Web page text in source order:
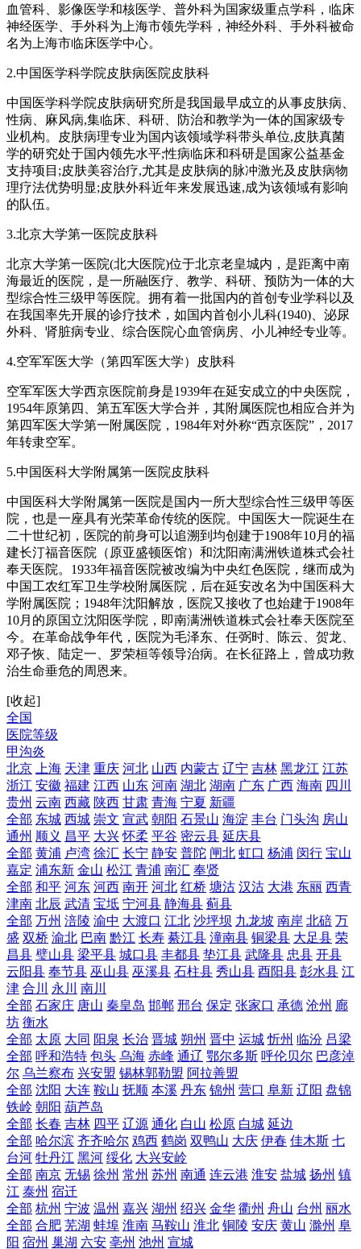
血管科、影像医学和核医学、普外科为国家级重点学科，临床
神经医学、手外科为上海市领先学科，神经外科、手外科被命
名为上海市临床医学中心。
2.中国医学科学院皮肤病医院皮肤科
中国医学科学院皮肤病研究所是我国最早成立的从事皮肤病、
性病、麻风病,集临床、科研、防治和教学为一体的国家级专
业机构。皮肤病理专业为国内该领域学科带头单位,皮肤真菌
学的研究处于国内领先水平;性病临床和科研是国家公益基金
支持项目;皮肤美容治疗,尤其是皮肤病的脉冲激光及皮肤病物
理疗法优势明显;皮肤外科近年来发展迅速,成为该领域有影响
的队伍。
3.北京大学第一医院皮肤科
北京大学第一医院(北大医院)位于北京老皇城内，是距离中南
海最近的医院，是一所融医疗、教学、科研、预防为一体的大
型综合性三级甲等医院。拥有着一批国内的首创专业学科以及
在我国率先开展的诊疗技术，如国内首创小儿科(1940)、泌尿
外科、肾脏病专业、综合医院心血管病房、小儿神经专业等。
4.空军军医大学（第四军医大学）皮肤科
空军军医大学西京医院前身是1939年在延安成立的中央医院，
1954年原第四、第五军医大学合并，其附属医院也相应合并为
第四军医大学第一附属医院，1984年对外称“西京医院”，2017
年转隶空军。
5.中国医科大学附属第一医院皮肤科
中国医科大学附属第一医院是国内一所大型综合性三级甲等医
院，也是一座具有光荣革命传统的医院。中国医大一院诞生在
二十世纪初，医院的前身可以追溯到均创建于1908年10月的福
建长汀福音医院（原亚盛顿医馆）和沈阳南满洲铁道株式会社
奉天医院。1933年福音医院被改编为中央红色医院，继而成为
中国工农红军卫生学校附属医院，后在延安改名为中国医科大
学附属医院；1948年沈阳解放，医院又接收了也始建于1908年
10月的原国立沈阳医学院，即南满洲铁道株式会社奉天医院至
今。在革命战争年代，医院为毛泽东、任弼时、陈云、贺龙、
邓子恢、陆定一、罗荣桓等领导治病。在长征路上，曾成功救
治生命垂危的周恩来。
[收起]
全国
医院等级
甲沟炎
北京
上海 天津 重庆 河北 山西 内蒙古 辽宁 吉林 黑龙江 江苏
浙江 安徽 福建 江西 山东 河南 湖北 湖南 广东 广西 海南 四川
贵州 云南 西藏 陕西 甘肃 青海 宁夏 新疆
全部 东城 西城 崇文 宣武 朝阳 石景山 海淀 丰台 门头沟 房山
通州 顺义 昌平 大兴 怀柔 平谷 密云县 延庆县
全部 黄浦 卢湾 徐汇 长宁 静安 普陀 闸北 虹口 杨浦 闵行 宝山
嘉定 浦东新 金山 松江 青浦 南汇 奉贤
全部 和平 河东 河西 南开 河北 红桥 塘沽 汉沽 大港 东丽 西青
津南 北辰 武清 宝坻 宁河县 静海县 蓟县
全部 万州 涪陵 渝中 大渡口 江北 沙坪坝 九龙坡 南岸 北碚 万
盛 双桥 渝北 巴南 黔江 长寿 綦江县 潼南县 铜梁县 大足县 荣
昌县 璧山县 梁平县 城口县 丰都县 垫江县 武隆县 忠县 开县
云阳县 奉节县 巫山县 巫溪县 石柱县 秀山县 酉阳县 彭水县 江
津 合川 永川
南川
全部 石家庄 唐山 秦皇岛 邯郸 邢台 保定 张家口 承德 沧州 廊
坊 衡水
全部 太原 大同 阳泉 长治 晋城 朔州 晋中 运城 忻州 临汾 吕梁
全部 呼和浩特 包头 乌海 赤峰 通辽 鄂尔多斯 呼伦贝尔 巴彦淖
尔 乌兰察布 兴安盟 锡林郭勒盟 阿拉善盟
全部 沈阳 大连 鞍山 抚顺 本溪 丹东 锦州 营口 阜新 辽阳 盘锦
铁岭 朝阳 葫芦岛
全部 长春 吉林 四平 辽源 通化 白山 松原 白城 延边
全部 哈尔滨 齐齐哈尔 鸡西 鹤岗 双鸭山 大庆 伊春 佳木斯 七
台河 牡丹江 黑河 绥化 大兴安岭
全部 南京 无锡 徐州 常州 苏州 南通 连云港 淮安 盐城 扬州 镇
江 泰州 宿迁
全部 杭州 宁波 温州 嘉兴 湖州 绍兴 金华 衢州 舟山 台州 丽水
全部 合肥 芜湖 蚌埠 淮南 马鞍山 淮北 铜陵 安庆 黄山 滁州 阜
阳 宿州 巢湖 六安 亳州 池州 宣城